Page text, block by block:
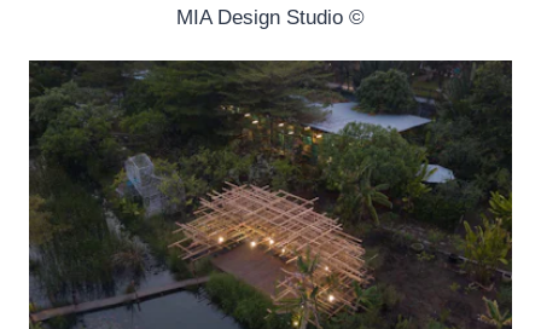
© MIA Design Studio